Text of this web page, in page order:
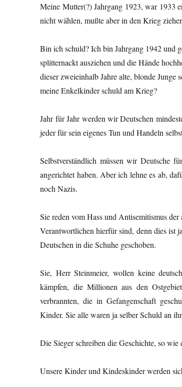
Meine Mutter(?) Jahrgang 1923, war 1933
nicht wählen, mußte aber in den Krieg
Bin ich schuld? Ich bin Jahrgang 1942 und
splitternackt ausziehen und die Hände
dieser zweieinhalb Jahre alte, blonde
meine Enkelkinder schuld am Krieg?
Jahr für Jahr werden wir Deutschen
jeder für sein eigenes Tun und Handeln
Selbstverständlich müssen wir Deutsche
angerichtet haben. Aber ich lehne es ab,
noch Nazis.
Sie reden vom Hass und Antisemitismus
Verantwortlichen hierfür sind, denn dies ist
Deutschen in die Schuhe geschoben.
Sie, Herr Steinmeier, wollen keine
kämpfen, die Millionen aus den
verbrannten, die in Gefangenschaft
Kinder. Sie alle waren ja selber Schuld an
Die Sieger schreiben die Geschichte, so
Unsere Kinder und Kindeskinder werden